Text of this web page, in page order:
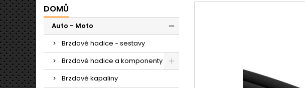
DOMŮ
Auto - Moto
Brzdové hadice - sestavy
Brzdové hadice a komponenty
Brzdové kapaliny